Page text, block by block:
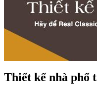
Thiết kế nhà phố